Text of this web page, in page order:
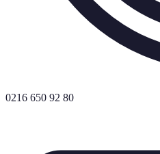
0216 650 92 80